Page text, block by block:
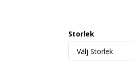
Storlek